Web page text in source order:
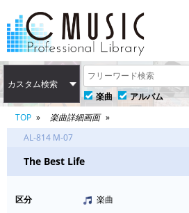
カスタム検索
楽曲
アルバム
TOP
楽曲詳細画面
AL-814 M-07
The Best Life
区分
楽曲